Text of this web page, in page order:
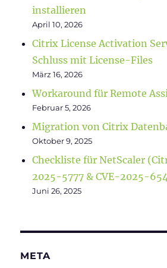
installieren
April 10, 2026
Citrix License Activation
Schluss mit License-Files
März 16, 2026
Workaround für Remote
Februar 5, 2026
Migration von Citrix
Oktober 9, 2025
Checkliste für NetScaler
2025-5777 & CVE-2025-
Juni 26, 2025
META